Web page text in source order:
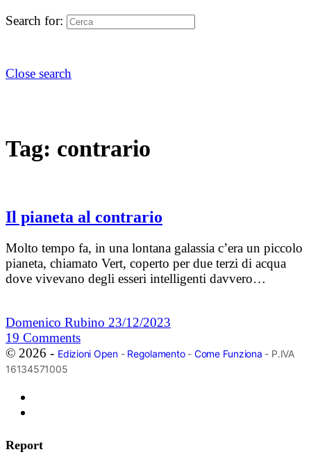
Search for:
Close search
Tag: contrario
Il pianeta al contrario
Molto tempo fa, in una lontana galassia c’era un piccolo
pianeta, chiamato Vert, coperto per due terzi di acqua
dove vivevano degli esseri intelligenti davvero…
Domenico Rubino 23/12/2023
19 Comments
© 2026 - Edizioni Open- Regolamento- Come Funziona - P.IVA
16134571005
Report